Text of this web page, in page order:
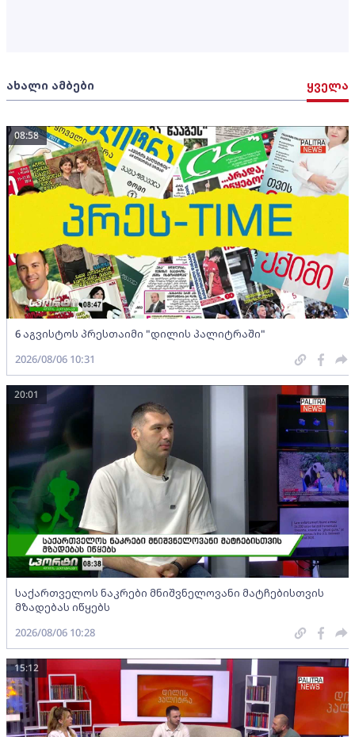
ახალი ამბები ყველა
6 აგვისტოს პრესთაიმი "დილის პალიტრაში"
08:58
2026/08/06 10:31
საქართველოს ნაკრები მნიშვნელოვანი მატჩებისთვის
მზადებას იწყებს
20:01
2026/08/06 10:28
15:12